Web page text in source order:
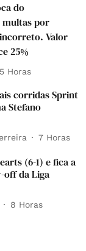
do
multas por
Valor
25%
5 Horas
corridas Sprint
Stefano
7 Horas
(6-1) e fica a
off da Liga
8 Horas